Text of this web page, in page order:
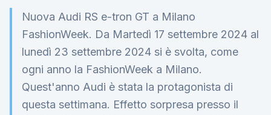
Nuova Audi RS e-tron GT a Milano
FashionWeek. Da Martedì 17 settembre 2024 al
lunedì 23 settembre 2024 si è svolta, come
ogni anno la FashionWeek a Milano.
Quest'anno Audi è stata la protagonista di
questa settimana. Effetto sorpresa presso il